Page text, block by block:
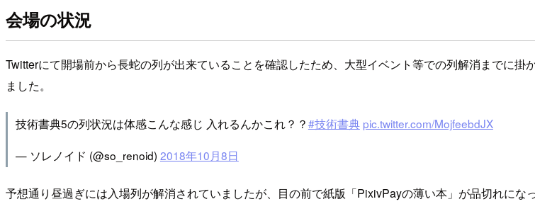
会場の状況
Twitterにて開場前から長蛇の列が出来ていることを確認したため、大型イベント等での列解消までに
ました。
技術書典5の列状況は体感こんな感じ 入れるんかこれ？？#技術書典 pic.twitter.com/MojfeebdJX
— ソレノイド (@so_renoid) 2018年10月8日
予想通り昼過ぎには入場列が解消されていましたが、目の前で紙版「PixivPayの薄い本」が品切れにな